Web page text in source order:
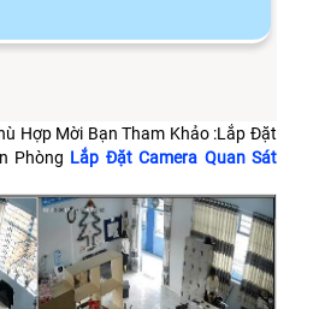
Hợp Mời Bạn Tham Khảo :Lắp Đặt
Phòng Lắp Đặt Camera Quan Sát